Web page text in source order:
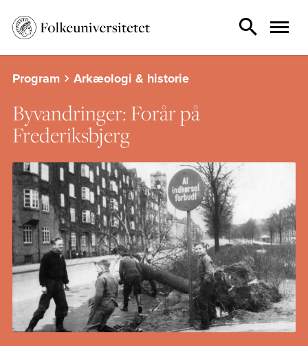
Program Arkæologi & historie
Byvandringer: Forår på
Frederiksbjerg